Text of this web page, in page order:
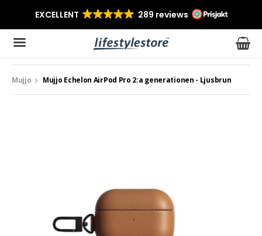
Produkten har blivit tillagd i varukorgen
Mujjo Mujjo Echelon AirPod Pro 2:a generationen - Ljusbrun